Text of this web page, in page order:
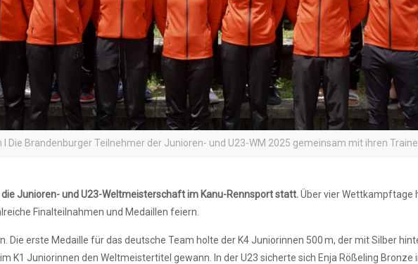
I Die Brandenburger Teilnehmer der Junioren- und U23-WM 2025 gemeinsam mit ihren
Junioren- und U23-Weltmeisterschaft im Kanu-Rennsport statt.Über vier Wettkampftage
Finalteilnahmen und Medaillen feiern.
erste Medaille für das deutsche Team holte der K4 Juniorinnen 500 m, der mit Silber
K1 Juniorinnen den Weltmeistertitel gewann. In der U23 sicherte sich Enja Rößeling Bronze